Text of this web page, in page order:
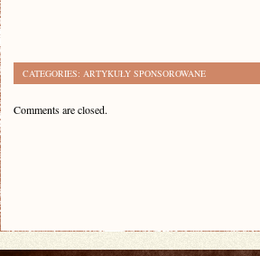
CATEGORIES: ARTYKUŁY SPONSOROWANE
Comments are closed.